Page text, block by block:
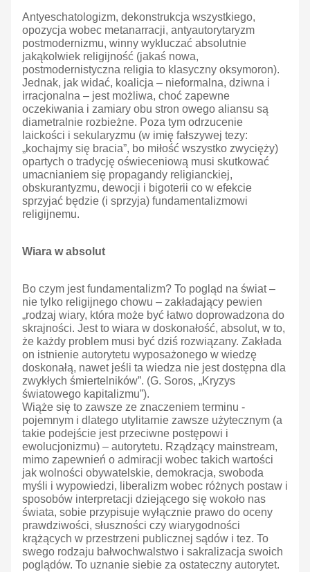
Antyeschatologizm, dekonstrukcja wszystkiego,
opozycja wobec metanarracji, antyautorytaryzm
postmodernizmu, winny wykluczać absolutnie
jakąkolwiek religijność (jakaś nowa,
postmodernistyczna religia to klasyczny oksymoron).
Jednak, jak widać, koalicja – nieformalna, dziwna i
irracjonalna – jest możliwa, choć zapewne
oczekiwania i zamiary obu stron owego aliansu są
diametralnie rozbieżne. Poza tym odrzucenie
laickości i sekularyzmu (w imię fałszywej tezy:
„kochajmy się bracia”, bo miłość wszystko zwycięży)
opartych o tradycję oświeceniową musi skutkować
umacnianiem się propagandy religianckiej,
obskurantyzmu, dewocji i bigoterii co w efekcie
sprzyjać będzie (i sprzyja) fundamentalizmowi
religijnemu.
Wiara w absolut
Bo czym jest fundamentalizm? To pogląd na świat –
nie tylko religijnego chowu – zakładający pewien
„rodzaj wiary, która może być łatwo doprowadzona do
skrajności. Jest to wiara w doskonałość, absolut, w to,
że każdy problem musi być dziś rozwiązany. Zakłada
on istnienie autorytetu wyposażonego w wiedzę
doskonałą, nawet jeśli ta wiedza nie jest dostępna dla
zwykłych śmiertelników”. (G. Soros, „Kryzys
światowego kapitalizmu”).
Wiąże się to zawsze ze znaczeniem terminu -
pojemnym i dlatego utylitarnie zawsze użytecznym (a
takie podejście jest przeciwne postępowi i
ewolucjonizmu) – autorytetu. Rządzący mainstream,
mimo zapewnień o admiracji wobec takich wartości
jak wolności obywatelskie, demokracja, swoboda
myśli i wypowiedzi, liberalizm wobec różnych postaw i
sposobów interpretacji dziejącego się wokoło nas
świata, sobie przypisuje wyłącznie prawo do oceny
prawdziwości, słuszności czy wiarygodności
krążących w przestrzeni publicznej sądów i tez. To
swego rodzaju bałwochwalstwo i sakralizacja swoich
poglądów. To uznanie siebie za ostateczny autorytet.